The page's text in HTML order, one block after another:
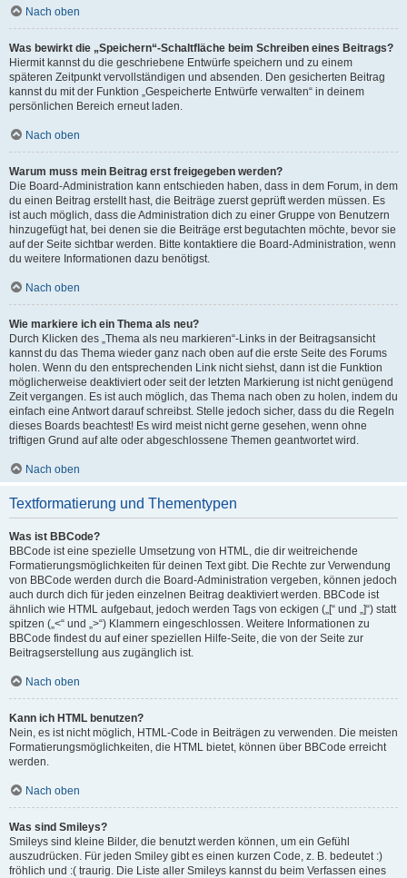
Nach oben
Was bewirkt die „Speichern“-Schaltfläche beim Schreiben eines Beitrags?
Hiermit kannst du die geschriebene Entwürfe speichern und zu einem
späteren Zeitpunkt vervollständigen und absenden. Den gesicherten Beitrag
kannst du mit der Funktion „Gespeicherte Entwürfe verwalten“ in deinem
persönlichen Bereich erneut laden.
Nach oben
Warum muss mein Beitrag erst freigegeben werden?
Die Board-Administration kann entschieden haben, dass in dem Forum, in dem
du einen Beitrag erstellt hast, die Beiträge zuerst geprüft werden müssen. Es
ist auch möglich, dass die Administration dich zu einer Gruppe von Benutzern
hinzugefügt hat, bei denen sie die Beiträge erst begutachten möchte, bevor sie
auf der Seite sichtbar werden. Bitte kontaktiere die Board-Administration, wenn
du weitere Informationen dazu benötigst.
Nach oben
Wie markiere ich ein Thema als neu?
Durch Klicken des „Thema als neu markieren“-Links in der Beitragsansicht
kannst du das Thema wieder ganz nach oben auf die erste Seite des Forums
holen. Wenn du den entsprechenden Link nicht siehst, dann ist die Funktion
möglicherweise deaktiviert oder seit der letzten Markierung ist nicht genügend
Zeit vergangen. Es ist auch möglich, das Thema nach oben zu holen, indem du
einfach eine Antwort darauf schreibst. Stelle jedoch sicher, dass du die Regeln
dieses Boards beachtest! Es wird meist nicht gerne gesehen, wenn ohne
triftigen Grund auf alte oder abgeschlossene Themen geantwortet wird.
Nach oben
Textformatierung und Thementypen
Was ist BBCode?
BBCode ist eine spezielle Umsetzung von HTML, die dir weitreichende
Formatierungsmöglichkeiten für deinen Text gibt. Die Rechte zur Verwendung
von BBCode werden durch die Board-Administration vergeben, können jedoch
auch durch dich für jeden einzelnen Beitrag deaktiviert werden. BBCode ist
ähnlich wie HTML aufgebaut, jedoch werden Tags von eckigen („[“ und „]“) statt
spitzen („<“ und „>“) Klammern eingeschlossen. Weitere Informationen zu
BBCode findest du auf einer speziellen Hilfe-Seite, die von der Seite zur
Beitragserstellung aus zugänglich ist.
Nach oben
Kann ich HTML benutzen?
Nein, es ist nicht möglich, HTML-Code in Beiträgen zu verwenden. Die meisten
Formatierungsmöglichkeiten, die HTML bietet, können über BBCode erreicht
werden.
Nach oben
Was sind Smileys?
Smileys sind kleine Bilder, die benutzt werden können, um ein Gefühl
auszudrücken. Für jeden Smiley gibt es einen kurzen Code, z. B. bedeutet :)
fröhlich und :( traurig. Die Liste aller Smileys kannst du beim Verfassen eines